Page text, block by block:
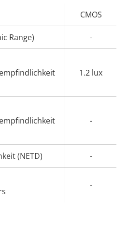
Eigentumswert
CMOS
Range) -
1.2 lux
-
(NETD) -
-